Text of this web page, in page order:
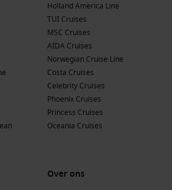
steden tot adembenemende
heeft voor elk wat wils, met
regio omvat prachtige eilanden en
reizigers kunnen genieten van de
terwijl ze de schoonheid van de
om zijn tropische eilanden en diverse
tal van avontuurlijke activiteiten
ontdekken.
en rijke culturele
Holland America Line
TUI Cruises
MSC Cruises
AIDA Cruises
Norwegian Cruise Line
Costa Cruises
Celebrity Cruises
Phoenix Cruises
Princess Cruises
Oceania Cruises
Over ons